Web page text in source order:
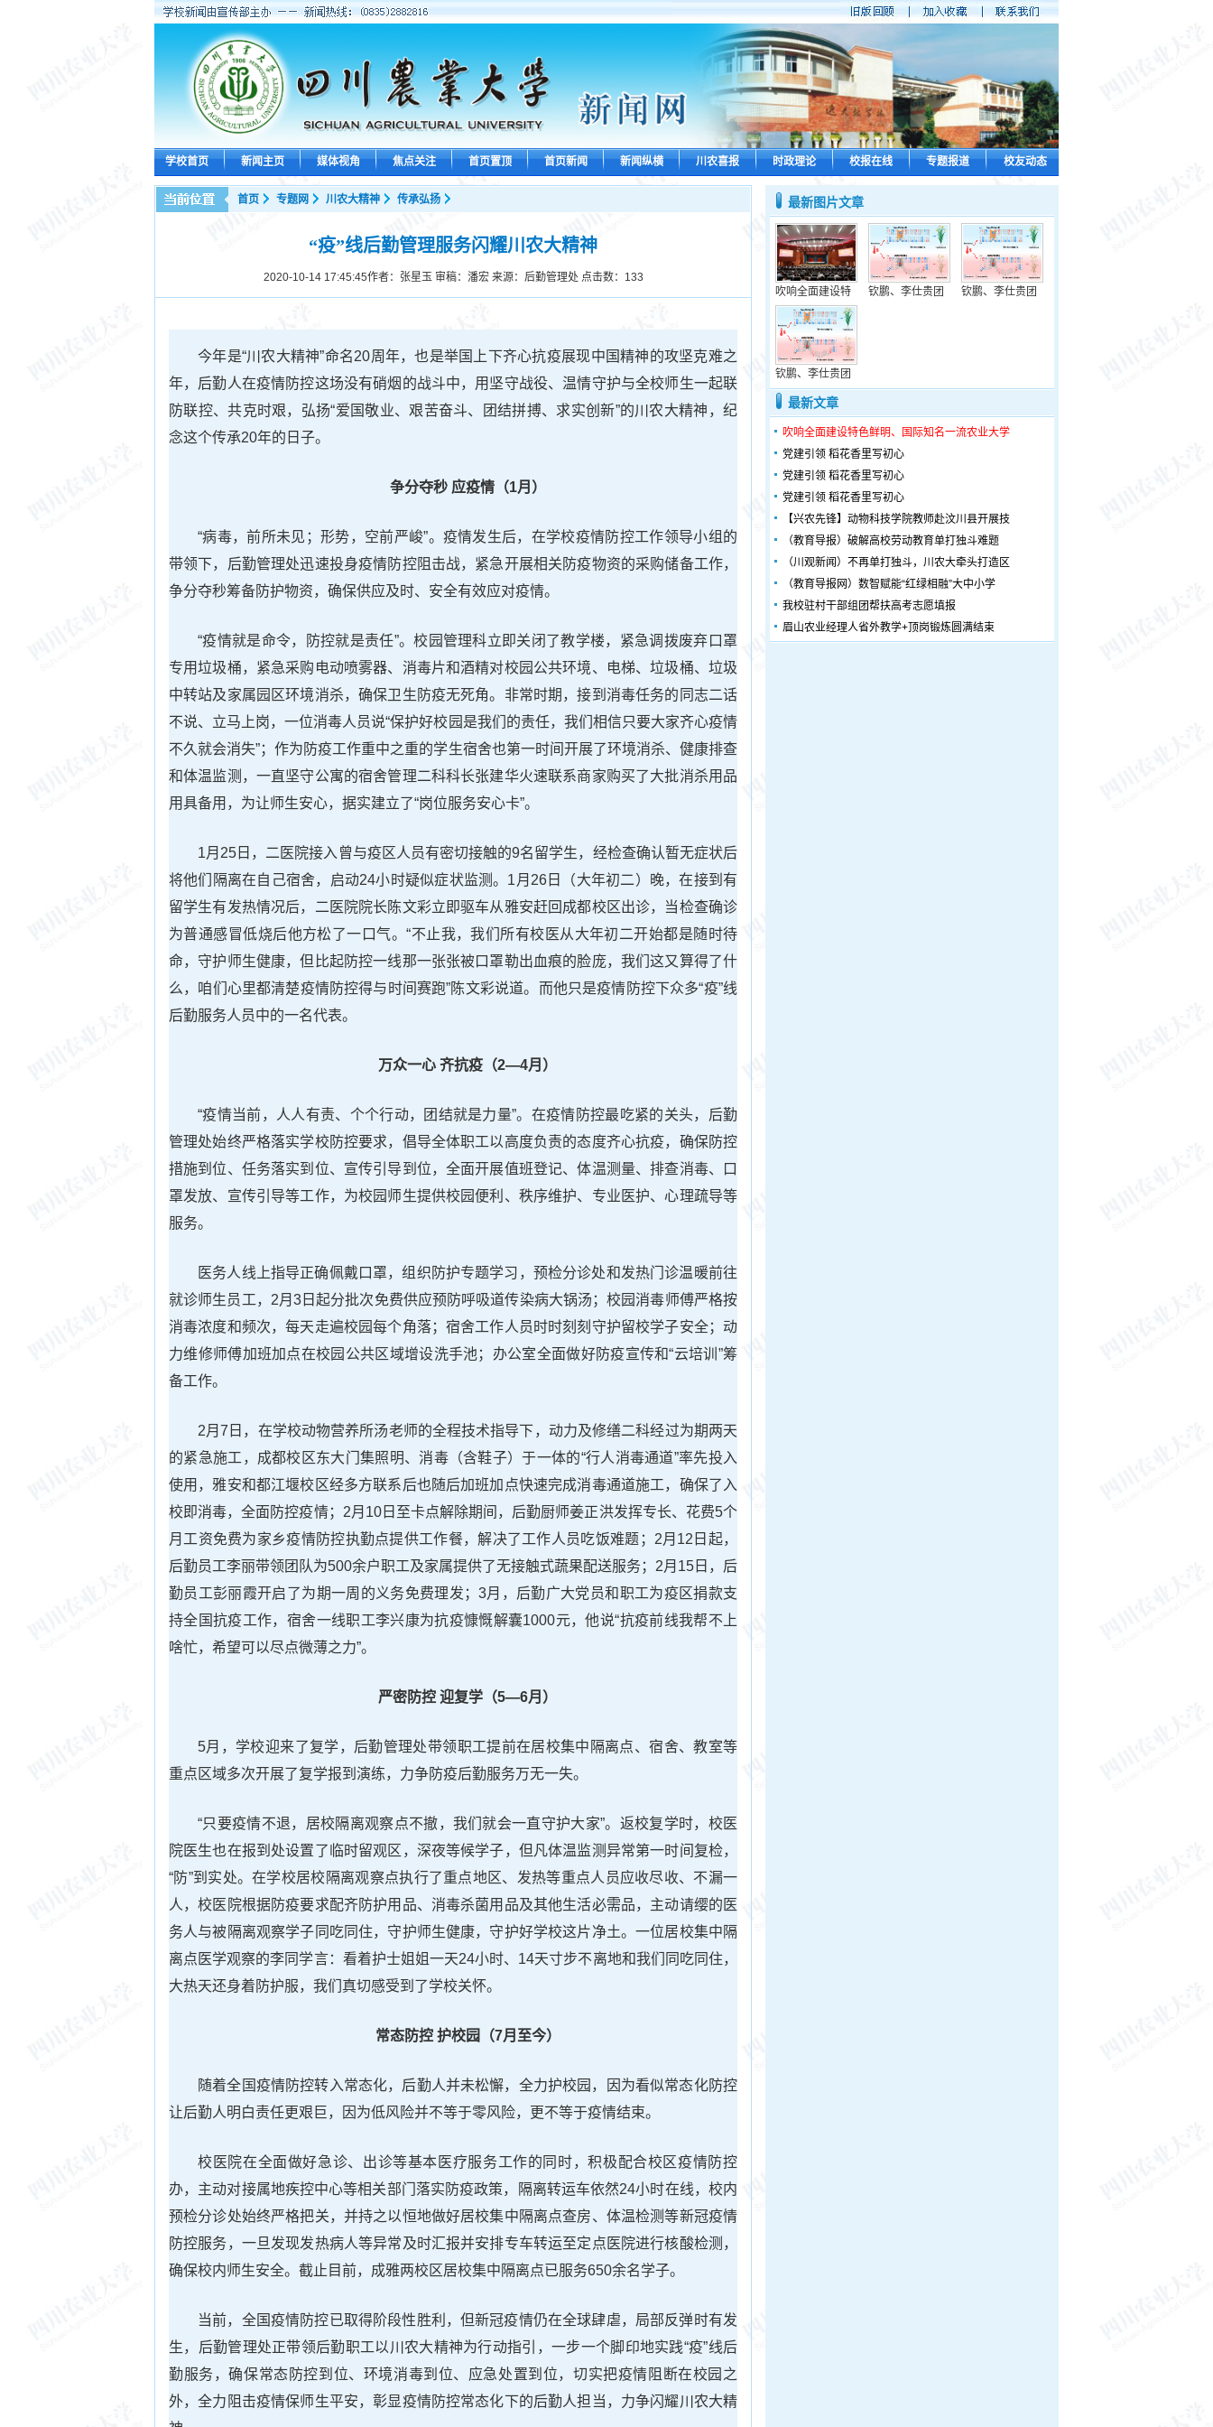
学校首页 新闻主页 媒体视角 焦点关注 首页置顶 首页新闻 新闻纵横 川农喜报 时政理论 校报在线 专题报道 校友动态
首页 专题网 川农大精神 传承弘扬
“疫”线后勤管理服务闪耀川农大精神
2020-10-14 17:45:45作者：张星玉 审稿：潘宏 来源：后勤管理处 点击数： 133
今年是“川农大精神”命名20周年，也是举国上下齐心抗疫展现中国精神的攻坚克难之
年，后勤人在疫情防控这场没有硝烟的战斗中，用坚守战役、温情守护与全校师生一起联
防联控、共克时艰，弘扬“爱国敬业、艰苦奋斗、团结拼搏、求实创新”的川农大精神，纪
念这个传承20年的日子。
争分夺秒 应疫情（1月）
“病毒，前所未见；形势，空前严峻”。疫情发生后，在学校疫情防控工作领导小组的
带领下，后勤管理处迅速投身疫情防控阻击战，紧急开展相关防疫物资的采购储备工作，
争分夺秒筹备防护物资，确保供应及时、安全有效应对疫情。
“疫情就是命令，防控就是责任”。校园管理科立即关闭了教学楼，紧急调拨废弃口罩
专用垃圾桶，紧急采购电动喷雾器、消毒片和酒精对校园公共环境、电梯、垃圾桶、垃圾
中转站及家属园区环境消杀，确保卫生防疫无死角。非常时期，接到消毒任务的同志二话
不说、立马上岗，一位消毒人员说“保护好校园是我们的责任，我们相信只要大家齐心疫情
不久就会消失”；作为防疫工作重中之重的学生宿舍也第一时间开展了环境消杀、健康排查
和体温监测，一直坚守公寓的宿舍管理二科科长张建华火速联系商家购买了大批消杀用品
用具备用，为让师生安心，据实建立了“岗位服务安心卡”。
1月25日，二医院接入曾与疫区人员有密切接触的9名留学生，经检查确认暂无症状后
将他们隔离在自己宿舍，启动24小时疑似症状监测。1月26日（大年初二）晚，在接到有
留学生有发热情况后，二医院院长陈文彩立即驱车从雅安赶回成都校区出诊，当检查确诊
为普通感冒低烧后他方松了一口气。“不止我，我们所有校医从大年初二开始都是随时待
命，守护师生健康，但比起防控一线那一张张被口罩勒出血痕的脸庞，我们这又算得了什
么，咱们心里都清楚疫情防控得与时间赛跑”陈文彩说道。而他只是疫情防控下众多“疫”线
后勤服务人员中的一名代表。
万众一心 齐抗疫（2—4月）
“疫情当前，人人有责、个个行动，团结就是力量”。在疫情防控最吃紧的关头，后勤
管理处始终严格落实学校防控要求，倡导全体职工以高度负责的态度齐心抗疫，确保防控
措施到位、任务落实到位、宣传引导到位，全面开展值班登记、体温测量、排查消毒、口
罩发放、宣传引导等工作，为校园师生提供校园便利、秩序维护、专业医护、心理疏导等
服务。
医务人线上指导正确佩戴口罩，组织防护专题学习，预检分诊处和发热门诊温暖前往
就诊师生员工，2月3日起分批次免费供应预防呼吸道传染病大锅汤；校园消毒师傅严格按
消毒浓度和频次，每天走遍校园每个角落；宿舍工作人员时时刻刻守护留校学子安全；动
力维修师傅加班加点在校园公共区域增设洗手池；办公室全面做好防疫宣传和“云培训”筹
备工作。
2月7日，在学校动物营养所汤老师的全程技术指导下，动力及修缮二科经过为期两天
的紧急施工，成都校区东大门集照明、消毒（含鞋子）于一体的“行人消毒通道”率先投入
使用，雅安和都江堰校区经多方联系后也随后加班加点快速完成消毒通道施工，确保了入
校即消毒，全面防控疫情；2月10日至卡点解除期间，后勤厨师姜正洪发挥专长、花费5个
月工资免费为家乡疫情防控执勤点提供工作餐，解决了工作人员吃饭难题；2月12日起，
后勤员工李丽带领团队为500余户职工及家属提供了无接触式蔬果配送服务；2月15日，后
勤员工彭丽霞开启了为期一周的义务免费理发；3月，后勤广大党员和职工为疫区捐款支
持全国抗疫工作，宿舍一线职工李兴康为抗疫慷慨解囊1000元，他说“抗疫前线我帮不上
啥忙，希望可以尽点微薄之力”。
严密防控 迎复学（5—6月）
5月，学校迎来了复学，后勤管理处带领职工提前在居校集中隔离点、宿舍、教室等
重点区域多次开展了复学报到演练，力争防疫后勤服务万无一失。
“只要疫情不退，居校隔离观察点不撤，我们就会一直守护大家”。返校复学时，校医
院医生也在报到处设置了临时留观区，深夜等候学子，但凡体温监测异常第一时间复检，
“防”到实处。在学校居校隔离观察点执行了重点地区、发热等重点人员应收尽收、不漏一
人，校医院根据防疫要求配齐防护用品、消毒杀菌用品及其他生活必需品，主动请缨的医
务人与被隔离观察学子同吃同住，守护师生健康，守护好学校这片净土。一位居校集中隔
离点医学观察的李同学言：看着护士姐姐一天24小时、14天寸步不离地和我们同吃同住，
大热天还身着防护服，我们真切感受到了学校关怀。
常态防控 护校园（7月至今）
随着全国疫情防控转入常态化，后勤人并未松懈，全力护校园，因为看似常态化防控
让后勤人明白责任更艰巨，因为低风险并不等于零风险，更不等于疫情结束。
校医院在全面做好急诊、出诊等基本医疗服务工作的同时，积极配合校区疫情防控
办，主动对接属地疾控中心等相关部门落实防疫政策，隔离转运车依然24小时在线，校内
预检分诊处始终严格把关，并持之以恒地做好居校集中隔离点查房、体温检测等新冠疫情
防控服务，一旦发现发热病人等异常及时汇报并安排专车转运至定点医院进行核酸检测，
确保校内师生安全。截止目前，成雅两校区居校集中隔离点已服务650余名学子。
当前，全国疫情防控已取得阶段性胜利，但新冠疫情仍在全球肆虐，局部反弹时有发
生，后勤管理处正带领后勤职工以川农大精神为行动指引，一步一个脚印地实践“疫”线后
勤服务，确保常态防控到位、环境消毒到位、应急处置到位，切实把疫情阻断在校园之
外，全力阻击疫情保师生平安，彰显疫情防控常态化下的后勤人担当，力争闪耀川农大精
最新图片文章
吹响全面建设特 钦鹏、李仕贵团 钦鹏、李仕贵团
钦鹏、李仕贵团
最新文章
吹响全面建设特色鲜明、国际知名一流农业大学
党建引领 稻花香里写初心
党建引领 稻花香里写初心
党建引领 稻花香里写初心
【兴农先锋】动物科技学院教师赴汶川县开展技
（教育导报）破解高校劳动教育单打独斗难题
（川观新闻）不再单打独斗，川农大牵头打造区
（教育导报网）数智赋能“红绿相融”大中小学
我校驻村干部组团帮扶高考志愿填报
眉山农业经理人省外教学+顶岗锻炼圆满结束